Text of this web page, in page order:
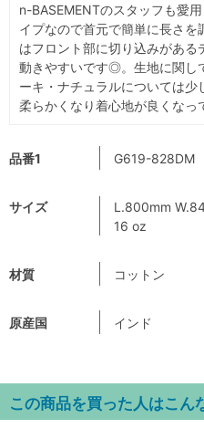
品番1 G619-828DM
サイズ
L.800mm
16 oz
材質 コットン
原産国 インド
n-BASEMENTのスタッフも愛
イプなので首元で簡単に長さ
はフロント部に切り込みがあ
動きやすいです◎。生地に関し
ーキ・ナチュラルについては少
柔らかくなり着心地が良くなっ
この商品を買った人はこん